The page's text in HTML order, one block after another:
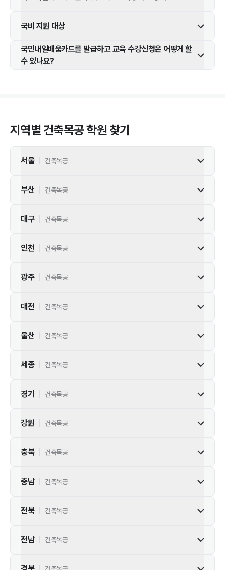
국비 지원 대상
국민내일배움카드를 발급하고 교육 수강신청은 어떻게 할
수 있나요?
지역별 건축목공학원 찾기
서울 건축목공
부산 건축목공
대구 건축목공
인천 건축목공
광주 건축목공
대전 건축목공
울산 건축목공
세종 건축목공
경기 건축목공
강원 건축목공
충북 건축목공
충남 건축목공
전북 건축목공
전남 건축목공